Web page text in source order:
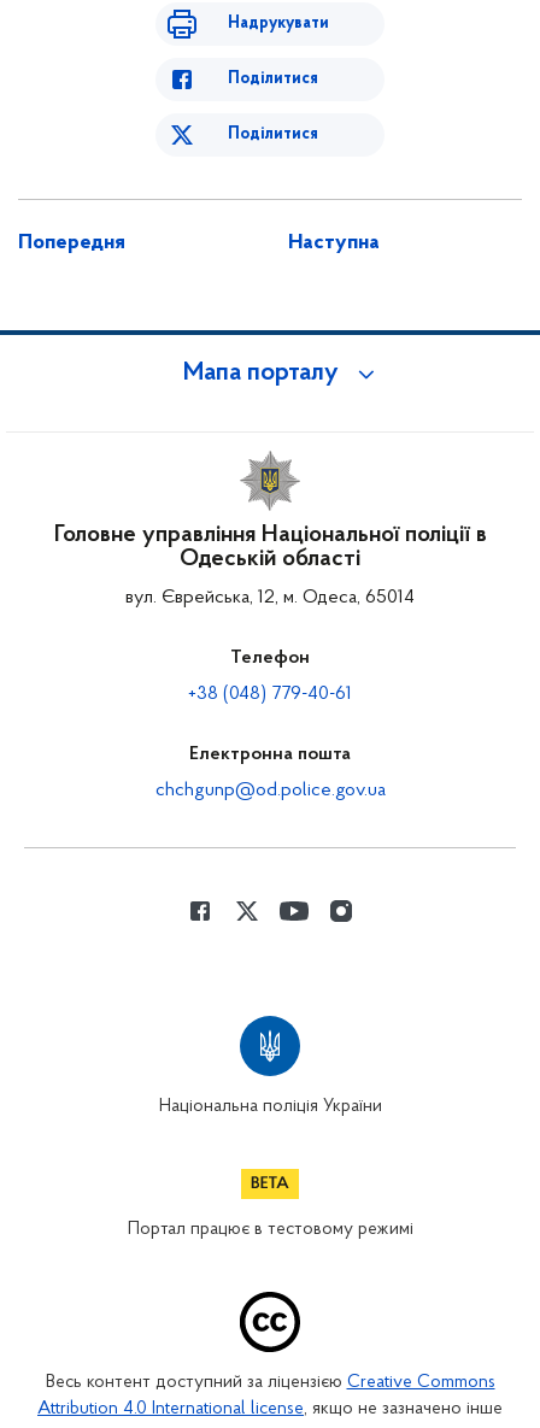
Надрукувати
Поділитися
Поділитися
Попередня Наступна
Мапа порталу
Головне управління Національної поліції в
Одеській області
вул. Єврейська, 12, м. Одеса, 65014
Телефон
+38 (048) 779-40-61
Електронна пошта
chchgunp@od.police.gov.ua
Національна поліція України
Портал працює в тестовому режимі
Весь контент доступний за ліцензією Creative Commons
Attribution 4.0 International license, якщо не зазначено інше